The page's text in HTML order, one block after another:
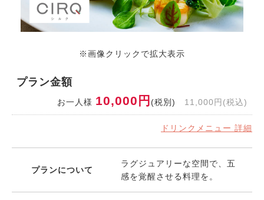
※画像クリックで拡大表示
プラン金額
お一人様 10,000円 (税別) 11,000円(税込)
ドリンクメニュー 詳細
プランについて
ラグジュアリーな空間で、五
感を覚醒させる料理を。